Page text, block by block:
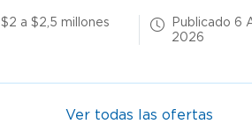
$2 a $2,5 millones
Publicado 6
2026
Ver todas las ofertas